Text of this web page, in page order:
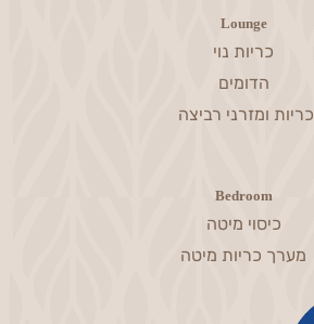
Lounge
כריות נוי
הדומים
כריות ומזרני רביצה
Bedroom
כיסוי מיטה
מערך כריות מיטה